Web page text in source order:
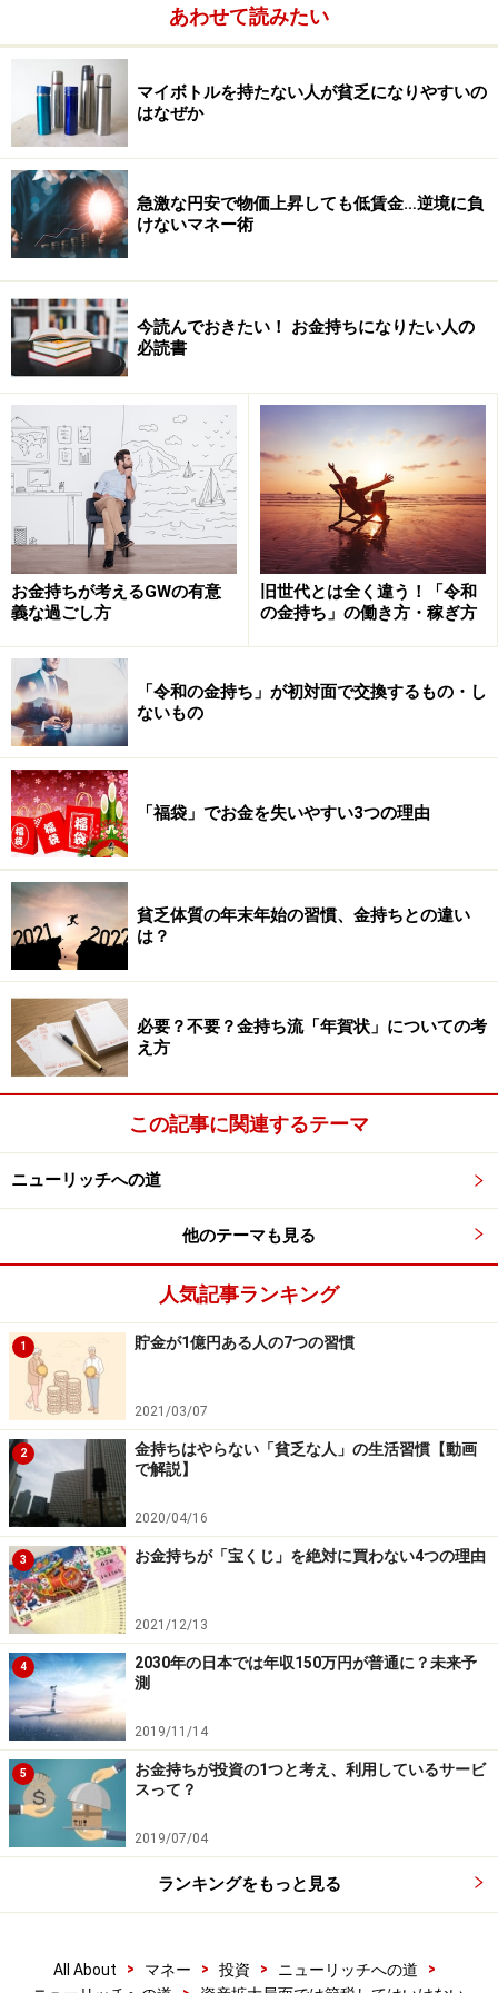
※記事内容は執筆時点のものです。最新の内容をご確認くださ
い。
あわせて読みたい
マイボトルを持たない人が貧乏になりやすいの
はなぜか
急激な円安で物価上昇しても低賃金…逆境に負
けないマネー術
今読んでおきたい！ お金持ちになりたい人の
必読書
お金持ちが考えるGWの有意
義な過ごし方
旧世代とは全く違う！「令和
の金持ち」の働き方・稼ぎ方
「令和の金持ち」が初対面で交換するもの・し
ないもの
「福袋」でお金を失いやすい3つの理由
貧乏体質の年末年始の習慣、金持ちとの違い
は？
必要？不要？金持ち流「年賀状」についての考
え方
この記事に関連するテーマ
ニューリッチへの道
他のテーマも見る
人気記事ランキング
1 貯金が1億円ある人の7つの習慣
2021/03/07
2
金持ちはやらない「貧乏な人」の生活習慣【動画
で解説】
2020/04/16
3 お金持ちが「宝くじ」を絶対に買わない4つの理由
2021/12/13
4
2030年の日本では年収150万円が普通に？未来予
測
2019/11/14
5
お金持ちが投資の1つと考え、利用しているサービ
スって？
2019/07/04
ランキングをもっと見る
All About > マネー > 投資 > ニューリッチへの道
>